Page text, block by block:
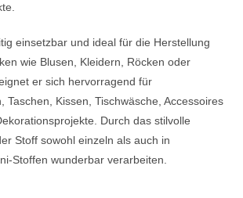
einsetzbar und ideal für die Herstellung
wie Blusen, Kleidern, Röcken oder
er sich hervorragend für
Taschen, Kissen, Tischwäsche, Accessoires
Durch das stilvolle
Stoff sowohl einzeln als auch in
Stoffen wunderbar verarbeiten.